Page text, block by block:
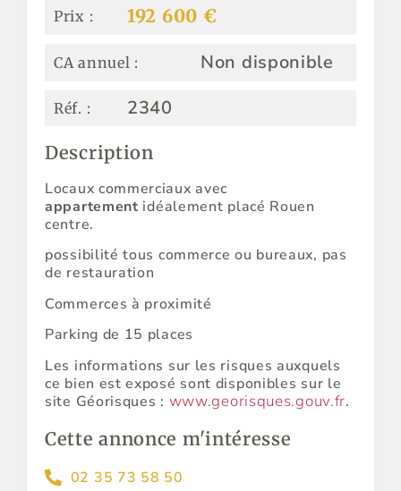
Prix : 192 600 €
CA annuel : Non disponible
Réf. : 2340
Description
Locaux commerciaux avec
appartement idéalement placé Rouen
centre.
possibilité tous commerce ou bureaux, pas
de restauration
Commerces à proximité
Parking de 15 places
Les informations sur les risques auxquels
ce bien est exposé sont disponibles sur le
site Géorisques : www.georisques.gouv.fr.
Cette annonce m'intéresse
02 35 73 58 50